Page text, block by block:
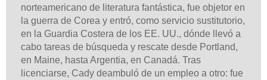
norteamericano de literatura fantástica, fue objetor en
la guerra de Corea y entró, como servicio sustitutorio,
en la Guardia Costera de los EE. UU., dónde llevó a
cabo tareas de búsqueda y rescate desde Portland,
en Maine, hasta Argentia, en Canadá. Tras
licenciarse, Cady deambuló de un empleo a otro: fue